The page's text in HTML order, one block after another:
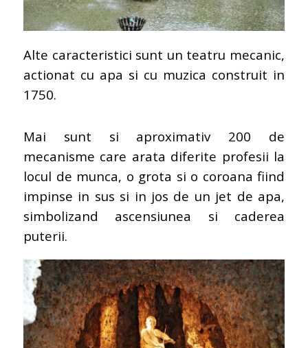
Alte caracteristici sunt un teatru mecanic,
actionat cu apa si cu muzica construit in
1750.
Mai sunt si aproximativ 200 de
mecanisme care arata diferite profesii la
locul de munca, o grota si o coroana fiind
impinse in sus si in jos de un jet de apa,
simbolizand ascensiunea si caderea
puterii.